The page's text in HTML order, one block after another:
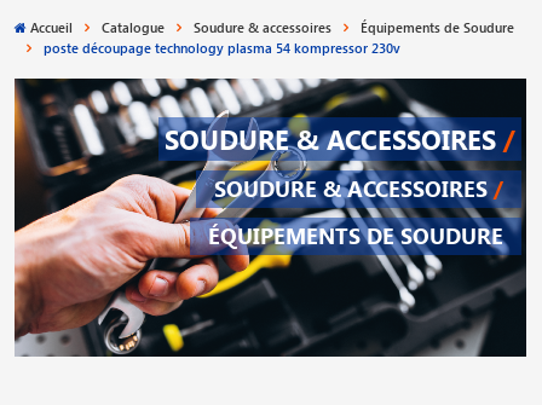
Accueil Catalogue Soudure & accessoires
Équipements de Soudure
poste découpage technology plasma 54 kompressor 230v
SOUDURE & ACCESSOIRES /
SOUDURE & ACCESSOIRES /
ÉQUIPEMENTS DE SOUDURE